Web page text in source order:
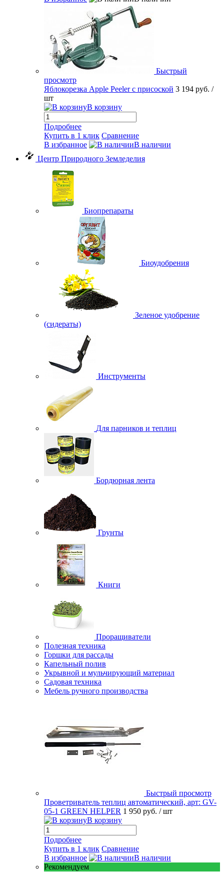
Быстрый
просмотр
Яблокорезка Apple Peeler с присоской 3 194 руб. /
шт
В корзину
Подробнее
Купить в 1 клик Сравнение
В избранное
В наличии
Центр Природного Земледелия
Биопрепараты
Биоудобрения
Зеленое удобрение
(сидераты)
Инструменты
Для парников и теплиц
Бордюрная лента
Грунты
Книги
Проращиватели
Полезная техника
Горшки для рассады
Капельный полив
Укрывной и мульчирующий материал
Садовая техника
Мебель ручного производства
Быстрый просмотр
Проветриватель теплиц автоматический, арт: GV-
05-1 GREEN HELPER 1 950 руб. / шт
В корзину
Подробнее
Купить в 1 клик Сравнение
В избранное
В наличии
Рекомендуем